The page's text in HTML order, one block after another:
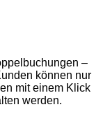
–
können nur
mit einem Klick
werden.